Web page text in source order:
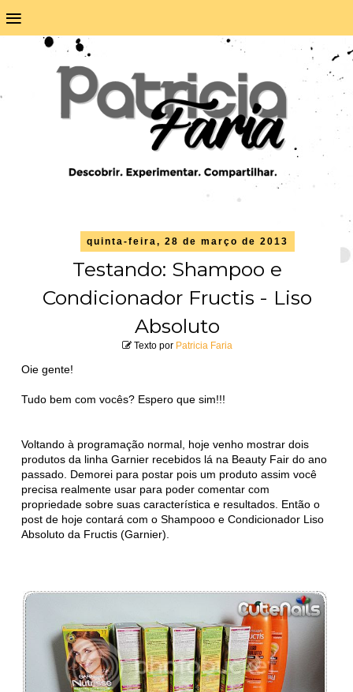
≡
quinta-feira, 28 de março de 2013
Testando: Shampoo e
Condicionador Fructis - Liso
Absoluto
Texto por Patricia Faria
Oie gente!
Tudo bem com vocês? Espero que sim!!!
Voltando à programação normal, hoje venho mostrar dois
produtos da linha Garnier recebidos lá na Beauty Fair do ano
passado. Demorei para postar pois um produto assim você
precisa realmente usar para poder comentar com
propriedade sobre suas característica e resultados. Então o
post de hoje contará com o Shampooo e Condicionador Liso
Absoluto da Fructis (Garnier).